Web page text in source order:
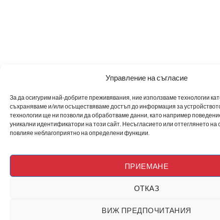
Управление на съгласие
За да осигурим най-добрите преживявания, ние използваме технологии
съхраняваме и/или осъществяваме достъп до информация за
технологии ще ни позволи да обработваме данни, като например
уникални идентификатори на този сайт. Несъгласието или оттеглянето на
повлияе неблагоприятно на определени функции.
ПРИЕМАНЕ
ОТКАЗ
ВИЖ ПРЕДПОЧИТАНИЯ